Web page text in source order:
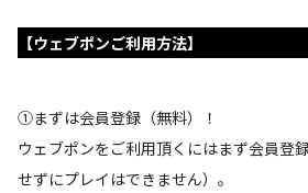
【ウェブポンご利用方法】
①まずは会員登録（無料）！
ウェブポンをご利用頂くにはまず会員登
せずにプレイはできません）。